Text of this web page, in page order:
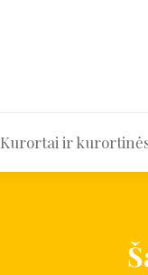
Kurortai ir